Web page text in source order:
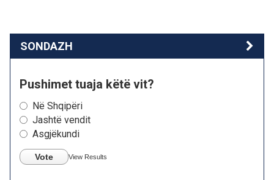
SONDAZH
Pushimet tuaja këtë vit?
Në Shqipëri
Jashtë vendit
Asgjëkundi
Vote View Results